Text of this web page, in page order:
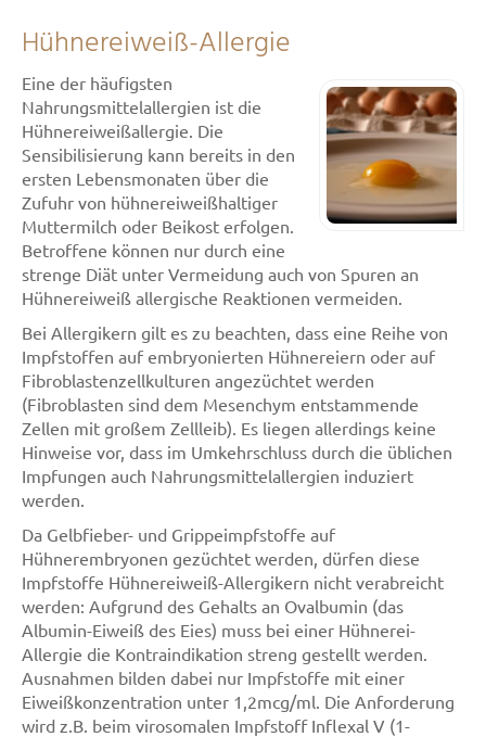
Hühnereiweiß-Allergie
Eine der häufigsten
Nahrungsmittelallergien ist die
Hühnereiweißallergie. Die
Sensibilisierung kann bereits in den
ersten Lebensmonaten über die
Zufuhr von hühnereiweißhaltiger
Muttermilch oder Beikost erfolgen.
Betroffene können nur durch eine
strenge Diät unter Vermeidung auch von Spuren an
Hühnereiweiß allergische Reaktionen vermeiden.
Bei Allergikern gilt es zu beachten, dass eine Reihe von
Impfstoffen auf embryonierten Hühnereiern oder auf
Fibroblastenzellkulturen angezüchtet werden
(Fibroblasten sind dem Mesenchym entstammende
Zellen mit großem Zellleib). Es liegen allerdings keine
Hinweise vor, dass im Umkehrschluss durch die üblichen
Impfungen auch Nahrungsmittelallergien induziert
werden.
Da Gelbfieber- und Grippeimpfstoffe auf
Hühnerembryonen gezüchtet werden, dürfen diese
Impfstoffe Hühnereiweiß-Allergikern nicht verabreicht
werden: Aufgrund des Gehalts an Ovalbumin (das
Albumin-Eiweiß des Eies) muss bei einer Hühnerei-
Allergie die Kontraindikation streng gestellt werden.
Ausnahmen bilden dabei nur Impfstoffe mit einer
Eiweißkonzentration unter 1,2mcg/ml. Die Anforderung
wird z.B. beim virosomalen Impfstoff Inflexal V (1-